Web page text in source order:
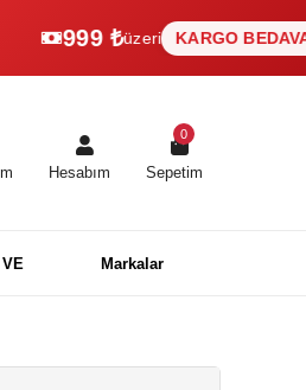
999 ₺üzeri KARGO BEDAVA
Hesabım Sepetim
0
Markalar